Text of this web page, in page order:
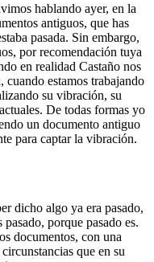
hablando ayer, en la
antiguos, que has
pasada. Sin embargo,
por recomendación tuya
en realidad Castaño nos
cuando estamos trabajando
su vibración, su
De todas formas yo
un documento antiguo
para captar la vibración.
dicho algo ya era pasado,
porque pasado es.
documentos, con una
que en su